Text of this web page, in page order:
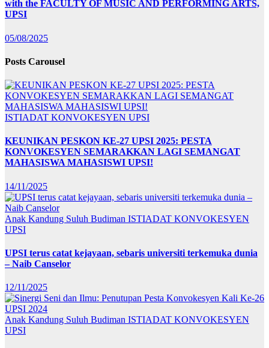
with the FACULTY OF MUSIC AND PERFORMING ARTS,
UPSI
05/08/2025
Posts Carousel
ISTIADAT KONVOKESYEN UPSI
KEUNIKAN PESKON KE-27 UPSI 2025: PESTA
KONVOKESYEN SEMARAKKAN LAGI SEMANGAT
MAHASISWA MAHASISWI UPSI!
14/11/2025
Anak Kandung Suluh Budiman ISTIADAT KONVOKESYEN
UPSI
UPSI terus catat kejayaan, sebaris universiti terkemuka dunia
– Naib Canselor
12/11/2025
Anak Kandung Suluh Budiman ISTIADAT KONVOKESYEN
UPSI